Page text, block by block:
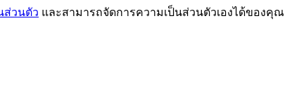
ส่วนตัว และสามารถจัดการความเป็นส่วนตัวเองได้ของคุณ